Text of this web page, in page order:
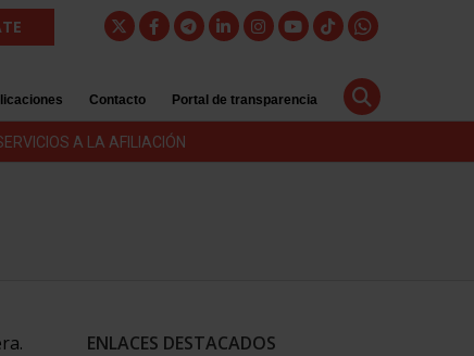
Contacto Portal de transparencia
A LA AFILIACIÓN
ENLACES DESTACADOS